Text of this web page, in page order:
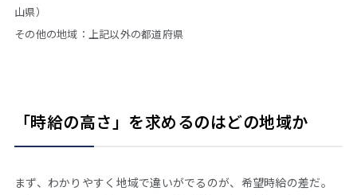
山県）
その他の地域：上記以外の都道府県
「時給の高さ」を求めるのはどの地域か
まず、わかりやすく地域で違いがでるのが、希望時給の差だ。